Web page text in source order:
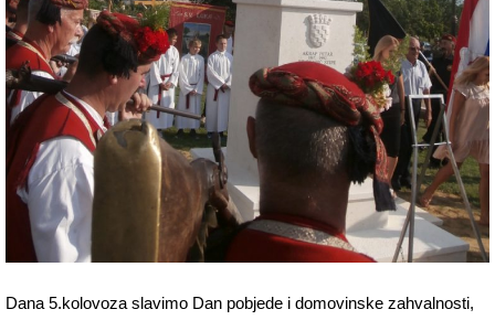
Dana 5.kolovoza slavimo Dan pobjede i domovinske zahvalnosti,